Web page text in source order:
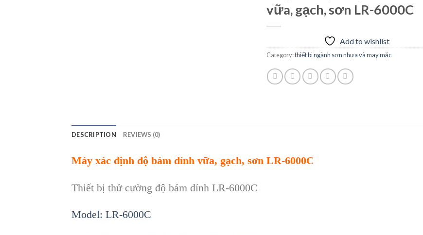
vữa, gạch, sơn LR-6000C
Add to wishlist
Category:thiết bị ngành sơn nhựa và may mặc
DESCRIPTION REVIEWS (0)
Máy xác định độ bám dính vữa, gạch, sơn LR-6000C
Thiết bị thử cường độ bám dính LR-6000C
Model: LR-6000C